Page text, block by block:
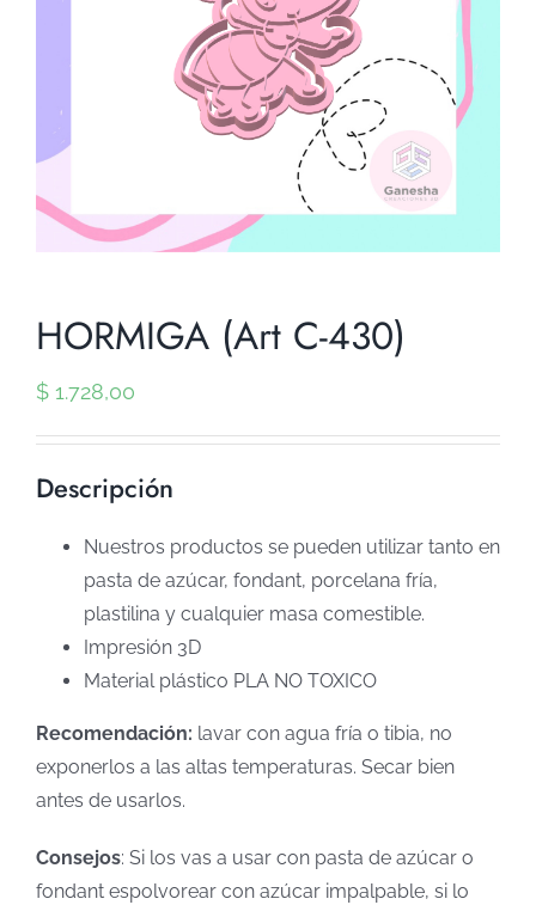
HORMIGA (Art C-430)
$ 1.728,00
Descripción
Nuestros productos se pueden utilizar tanto en
pasta de azúcar, fondant, porcelana fría,
plastilina y cualquier masa comestible.
Impresión 3D
Material plástico PLA NO TOXICO
Recomendación: lavar con agua fría o tibia, no
exponerlos a las altas temperaturas. Secar bien
antes de usarlos.
Consejos: Si los vas a usar con pasta de azúcar o
fondant espolvorear con azúcar impalpable, si lo